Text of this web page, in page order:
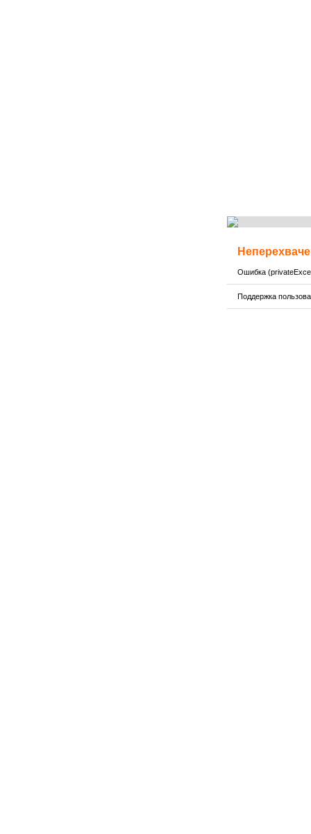
Ошибка
Поддержка